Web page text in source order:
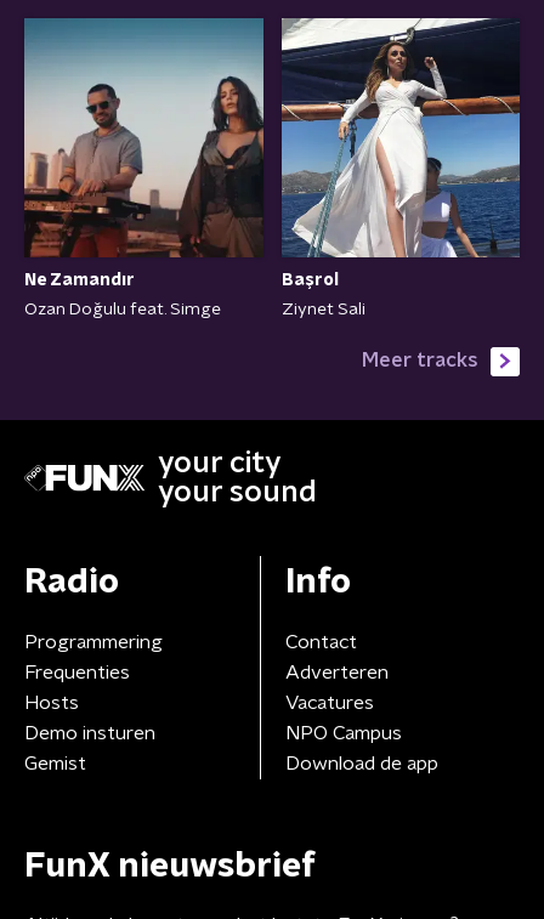
Ne Zamandır
Ozan Doğulu feat. Simge
Başrol
Ziynet Sali
Meer tracks
your city
your sound
Radio
Programmering
Frequenties
Hosts
Demo insturen
Gemist
Info
Contact
Adverteren
Vacatures
NPO Campus
Download de app
FunX nieuwsbrief